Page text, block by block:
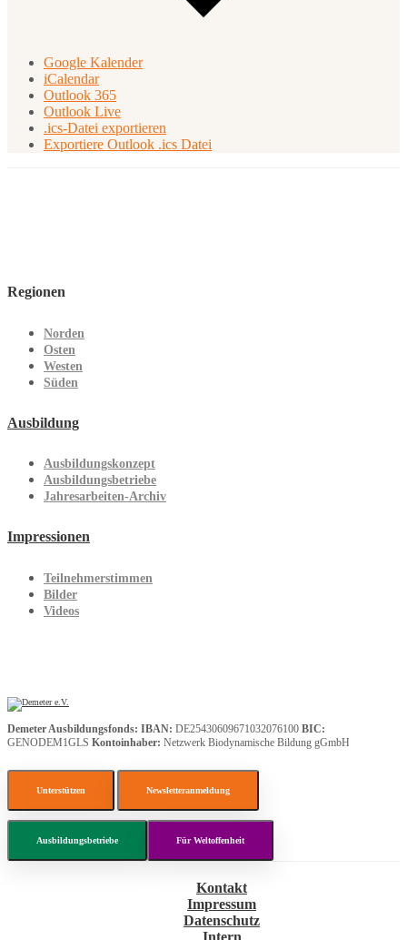
Google Kalender
iCalendar
Outlook 365
Outlook Live
.ics-Datei exportieren
Exportiere Outlook .ics Datei
Regionen
Norden
Osten
Westen
Süden
Ausbildung
Ausbildungskonzept
Ausbildungsbetriebe
Jahresarbeiten-Archiv
Impressionen
Teilnehmerstimmen
Bilder
Videos
Demeter Ausbildungsfonds: IBAN: DE25430609671032076100 BIC:
GENODEM1GLS Kontoinhaber: Netzwerk Biodynamische Bildung gGmbH
Unterstützen Newsletteranmeldung
Ausbildungsbetriebe Für Weltoffenheit
Kontakt
Impressum
Datenschutz
Intern